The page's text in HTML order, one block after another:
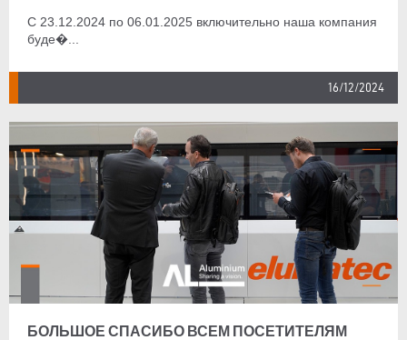
С 23.12.2024 по 06.01.2025 включительно наша компания
буде�...
16/12/2024
БОЛЬШОЕ СПАСИБО ВСЕМ ПОСЕТИТЕЛЯМ